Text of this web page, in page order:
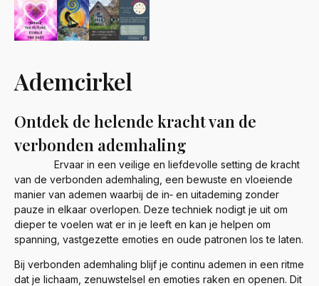
Ademcirkel
Ontdek de helende kracht van de
verbonden ademhaling
Ervaar in een veilige en liefdevolle setting de kracht
van de verbonden ademhaling, een bewuste en vloeiende
manier van ademen waarbij de in‑ en uitademing zonder
pauze in elkaar overlopen. Deze techniek nodigt je uit om
dieper te voelen wat er in je leeft en kan je helpen om
spanning, vastgezette emoties en oude patronen los te laten.
Bij verbonden ademhaling blijf je continu ademen in een ritme
dat je lichaam, zenuwstelsel en emoties raken en openen. Dit